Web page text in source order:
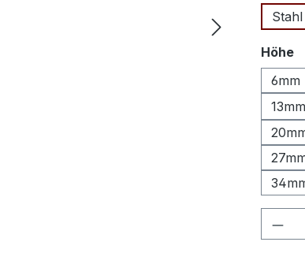
Höhe
6mm
13mm